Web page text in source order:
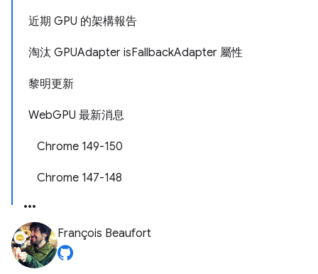
近期 GPU 的架構報告
淘汰 GPUAdapter isFallbackAdapter 屬性
黎明更新
WebGPU 最新消息
Chrome 149-150
Chrome 147-148
François Beaufort